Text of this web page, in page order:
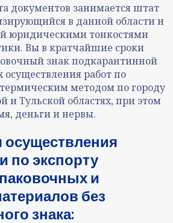
документов занимается штат
в данной области и
юридическими тонкостями
Вы в кратчайшие сроки
знак подкарантинной
работ по
методом по городу
и Тульской областях, при этом
деньги и нервы.
осуществления
по экспорту
и
без
знака: